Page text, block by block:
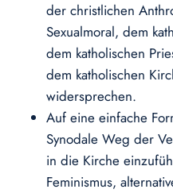
der christlichen
Sexualmoral, dem
dem katholischen
dem katholischen
widersprechen.
Auf eine einfache
Synodale Weg der
in die Kirche
Feminismus,